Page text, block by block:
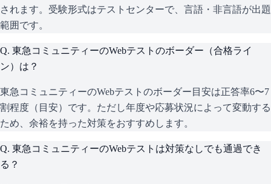
されます。受験形式はテストセンターで、言語・非言語が出題
範囲です。
Q. 東急コミュニティーのWebテストのボーダー（合格ライ
ン）は？
東急コミュニティーのWebテストのボーダー目安は正答率6〜7
割程度（目安）です。ただし年度や応募状況によって変動する
ため、余裕を持った対策をおすすめします。
Q. 東急コミュニティーのWebテストは対策なしでも通過でき
る？